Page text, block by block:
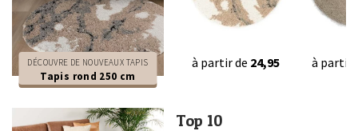
DÉCOUVRE DE NOUVEAUX TAPIS
Tapis rond 250 cm
à partir de 24,95 à partir
Top 10